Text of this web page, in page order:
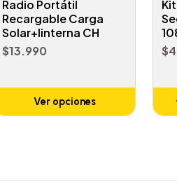
Radio Portátil
Recargable Carga
Solar+linterna CH
$13.990
Ver opciones